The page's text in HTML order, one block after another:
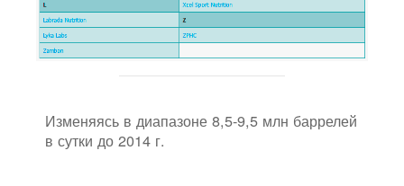
Изменяясь в диапазоне 8,5-9,5 млн баррелей
в сутки до 2014 г.